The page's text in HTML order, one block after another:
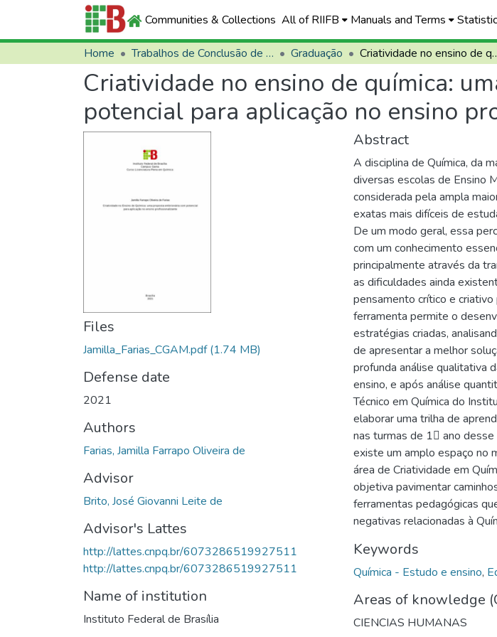
Communities & Collections All of RIIFB Manuals and Terms
Home Trabalhos de Conclusão de Curso (TCCs) Graduação Criatividade no ensino de química: uma
Criatividade no ensino de química:
potencial para aplicação no ensino
Files
Jamilla_Farias_CGAM.pdf(1.74 MB)
Defense date
2021
Authors
Farias, Jamilla Farrapo Oliveira de
Advisor
Brito, José Giovanni Leite de
Advisor's Lattes
http://lattes.cnpq.br/6073286519927511
http://lattes.cnpq.br/6073286519927511
Name of institution
Instituto Federal de Brasília
Abstract
A disciplina de Química, da
diversas escolas de Ensino
considerada pela ampla
exatas mais difíceis de
De um modo geral, essa
com um conhecimento
principalmente através da
as dificuldades ainda
pensamento crítico e
ferramenta permite o
estratégias criadas,
de apresentar a melhor
profunda análise qualitativa
ensino, e após análise
Técnico em Química do
elaborar uma trilha de
nas turmas de 1 ano
existe um amplo espaço no
área de Criatividade em
objetiva pavimentar
ferramentas pedagógicas
negativas relacionadas à
Keywords
Química - Estudo e ensino,
Areas of knowledge
CIENCIAS HUMANAS